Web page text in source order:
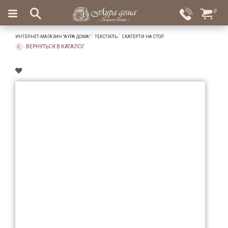
Вход
Избранное
×
Салоны
Доставка
Оплата
Подарки
0
ИНТЕРНЕТ-МАГАЗИН "АУРА ДОМА" ТЕКСТИЛЬ СКАТЕРТИ НА СТОЛ
ВЕРНУТЬСЯ В КАТАЛОГ